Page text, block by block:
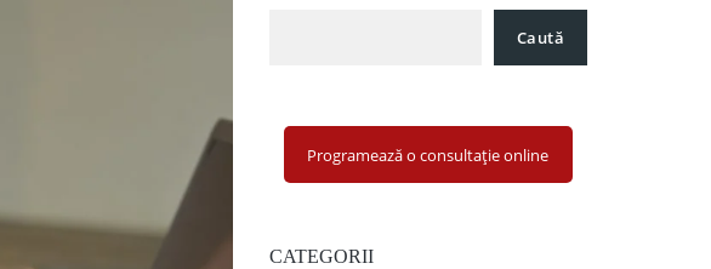
Caută
Programează o consultație online
CATEGORII